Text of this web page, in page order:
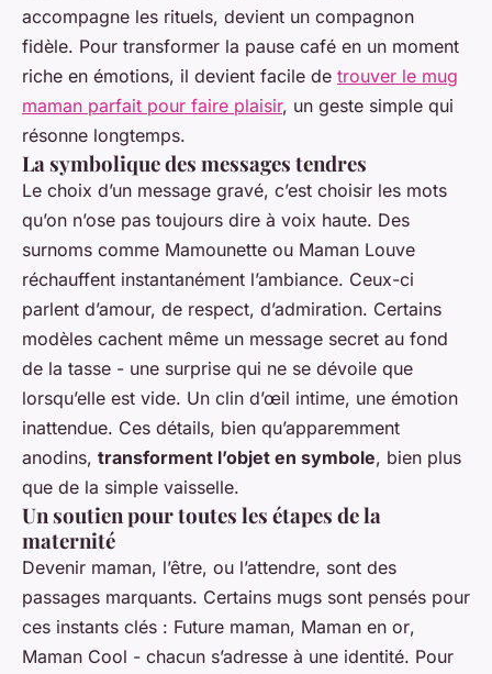
accompagne les rituels, devient un compagnon
fidèle. Pour transformer la pause café en un moment
riche en émotions, il devient facile de trouver le mug
maman parfait pour faire plaisir, un geste simple qui
résonne longtemps.
La symbolique des messages tendres
Le choix d’un message gravé, c’est choisir les mots
qu’on n’ose pas toujours dire à voix haute. Des
surnoms comme Mamounette ou Maman Louve
réchauffent instantanément l’ambiance. Ceux-ci
parlent d’amour, de respect, d’admiration. Certains
modèles cachent même un message secret au fond
de la tasse - une surprise qui ne se dévoile que
lorsqu’elle est vide. Un clin d’œil intime, une émotion
inattendue. Ces détails, bien qu’apparemment
anodins, transforment l’objet en symbole, bien plus
que de la simple vaisselle.
Un soutien pour toutes les étapes de la
maternité
Devenir maman, l’être, ou l’attendre, sont des
passages marquants. Certains mugs sont pensés pour
ces instants clés : Future maman, Maman en or,
Maman Cool - chacun s’adresse à une identité. Pour